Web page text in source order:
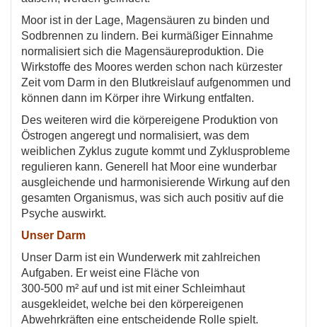
Moor ist in der Lage, Magensäuren zu binden und
Sodbrennen zu lindern. Bei kurmäßiger Einnahme
normalisiert sich die Magensäureproduktion. Die
Wirkstoffe des Moores werden schon nach kürzester
Zeit vom Darm in den Blutkreislauf aufgenommen und
können dann im Körper ihre Wirkung entfalten.
Des weiteren wird die körpereigene Produktion von
Östrogen angeregt und normalisiert, was dem
weiblichen Zyklus zugute kommt und Zyklusprobleme
regulieren kann. Generell hat Moor eine wunderbar
ausgleichende und harmonisierende Wirkung auf den
gesamten Organismus, was sich auch positiv auf die
Psyche auswirkt.
Unser Darm
Unser Darm ist ein Wunderwerk mit zahlreichen
Aufgaben. Er weist eine Fläche von
300-500 m² auf und ist mit einer Schleimhaut
ausgekleidet, welche bei den körpereigenen
Abwehrkräften eine entscheidende Rolle spielt.